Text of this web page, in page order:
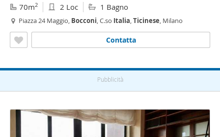
70m2 2 Loc 1 Bagno
Piazza 24 Maggio, Bocconi, C.so Italia,Ticinese, Milano
Contatta
Pubblicità